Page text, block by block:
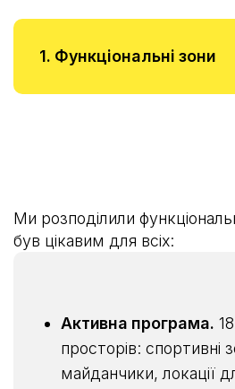
1. Функціональні зони
Ми розподілили
був цікавим для всіх:
Активна програма.
просторів: спортивні
майданчики, локації